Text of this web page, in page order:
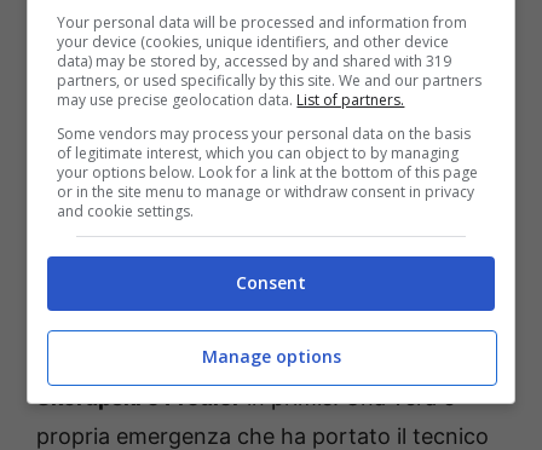
avranno di fronte una realtà che negli ultimi
anni ha lanciato diversi talenti come quelli di
Floriani Mussolini, Vandeputte e Collocolo.
Il Bologna di Italiano voleva continuare a fare
bene e affronterà una formazione che ha
Dall’altra parte i rossoblù dovevano fare a
meno di tanti giocatori chiave come
Skorupski e Freulerin primis. Una vera e
propria emergenza che ha portato il tecnico
Your personal data will be processed and information from
your device (cookies, unique identifiers, and other device
data) may be stored by, accessed by and shared with 319
partners, or used specifically by this site. We and our partners
may use precise geolocation data. List of partners.
Some vendors may process your personal data on the basis
of legitimate interest, which you can object to by managing
your options below. Look for a link at the bottom of this page
or in the site menu to manage or withdraw consent in privacy
and cookie settings.
Consent
Manage options